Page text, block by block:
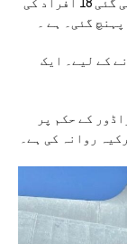
گئی۔ ہے ۔
کے لیے۔ ایک
کے حکم پر